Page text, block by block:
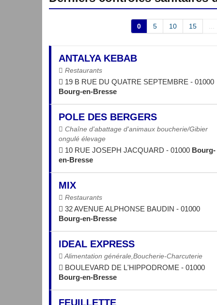
0 5 10 15 ...
ANTALYA KEBAB
Restaurants
19 B RUE DU QUATRE SEPTEMBRE - 01000
Bourg-en-Bresse
POLE DES BERGERS
Chaîne d'abattage d'animaux boucherie/Gibier
ongulé élevage
10 RUE JOSEPH JACQUARD - 01000 Bourg-
en-Bresse
MIX
Restaurants
32 AVENUE ALPHONSE BAUDIN - 01000
Bourg-en-Bresse
IDEAL EXPRESS
Alimentation générale,Boucherie-Charcuterie
BOULEVARD DE L'HIPPODROME - 01000
Bourg-en-Bresse
FEUILLETTE